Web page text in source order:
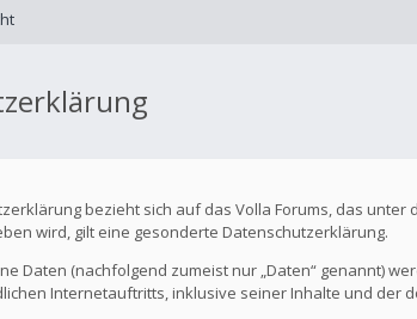
bezieht sich auf das Volla Forums, das unter
wird, gilt eine gesonderte Datenschutzerklärung.
Daten (nachfolgend zumeist nur „Daten“ genannt)
Internetauftritts, inklusive seiner Inhalte und der